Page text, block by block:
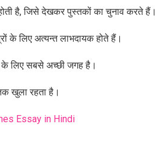
है, जिसे देखकर पुस्तकों का चुनाव करते हैं।
के लिए अत्यन्त लाभदायक होते हैं।
लिए सबसे अच्छी जगह है।
खुला रहता है।
Essay in Hindi